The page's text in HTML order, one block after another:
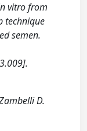
vitro from
technique
semen.
D.